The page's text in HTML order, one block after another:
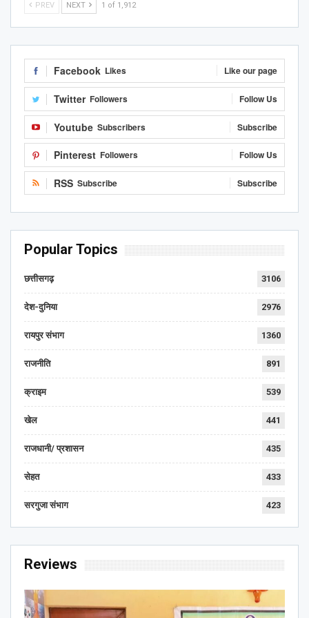
PREV NEXT 1 of 1,912
Facebook Likes Like our page
Twitter Followers Follow Us
Youtube Subscribers Subscribe
Pinterest Followers Follow Us
RSS Subscribe Subscribe
Popular Topics
छत्तीसगढ़ 3106
देश-दुनिया 2976
रायपुर संभाग 1360
राजनीति 891
क्राइम 539
खेल 441
राजधानी/ प्रशासन 435
सेहत 433
सरगुजा संभाग 423
Reviews